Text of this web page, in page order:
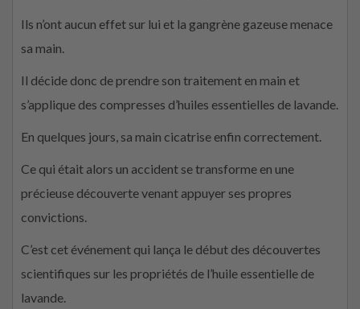
Ils n’ont aucun effet sur lui et la gangrène gazeuse menace
sa main.
Il décide donc de prendre son traitement en main et
s’applique des compresses d’huiles essentielles de lavande.
En quelques jours, sa main cicatrise enfin correctement.
Ce qui était alors un accident se transforme en une
précieuse découverte venant appuyer ses propres
convictions.
C’est cet événement qui lança le début des découvertes
scientifiques sur les propriétés de l’huile essentielle de
lavande.